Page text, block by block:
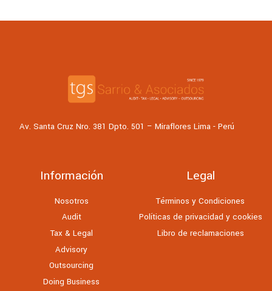
Av. Santa Cruz Nro. 381 Dpto. 501 – Miraflores Lima - Perú
Información
Nosotros
Audit
Tax & Legal
Advisory
Outsourcing
Doing Business
Legal
Términos y Condiciones
Políticas de privacidad y cookies
Libro de reclamaciones